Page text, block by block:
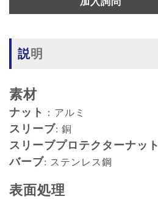
説明
素材
ナット ：アルミ
スリーブ: 銅
スリーブプロテクターナット
バーブ: ステンレス鋼
表面処理